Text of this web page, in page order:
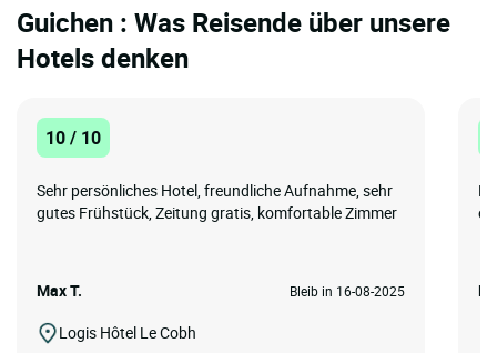
Guichen : Was Reisende über unsere
Hotels denken
10 / 10
Sehr persönliches Hotel, freundliche Aufnahme, sehr
gutes Frühstück, Zeitung gratis, komfortable Zimmer
Max T. Bleib in 16-08-2025
Logis Hôtel Le Cobh